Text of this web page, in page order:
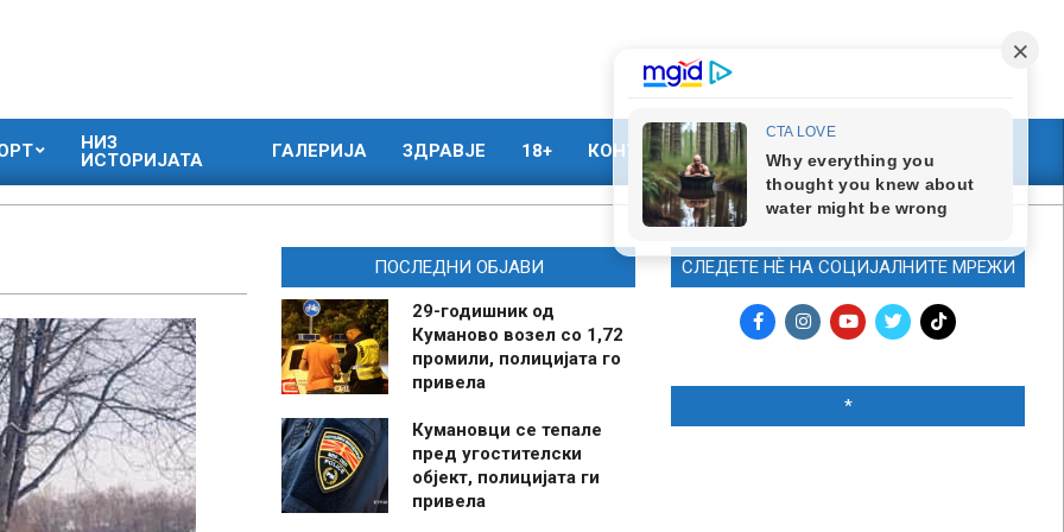
НИЗ
ИСТОРИЈАТА
ГАЛЕРИЈА ЗДРАВЈЕ 18+ КОНТАКТ МАРКЕТИНГ
ПОСЛЕДНИ ОБЈАВИ
29-годишник од
Куманово возел со 1,72
промили, полицијата го
привела
Кумановци се тепале
пред угостителски
објект, полицијата ги
привела
СЛЕДЕТЕ НЀ НА СОЦИЈАЛНИТЕ МРЕЖИ
*